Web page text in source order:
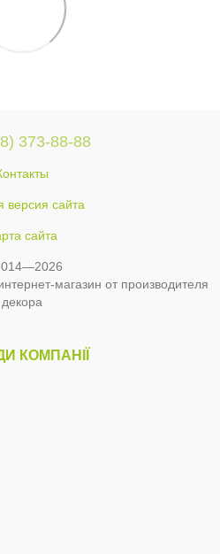
373-88-88
версия сайта
сайта
магазин от производителя
декора
КОМПАНІЇ